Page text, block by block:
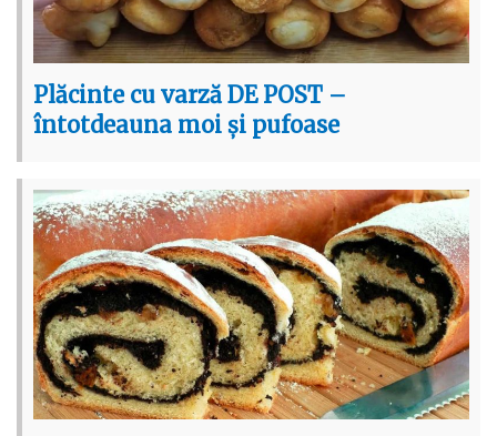
Plăcinte cu varză DE POST –
întotdeauna moi și pufoase